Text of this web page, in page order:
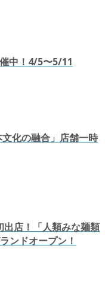
中！4/5〜5/11
文化の融合」店舗一時
店！「人類みな麺類
ンドオープン！